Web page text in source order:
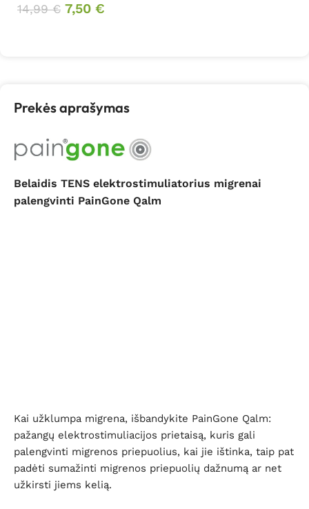
14,99€ 7,50 €
Prekės aprašymas
Belaidis TENS elektrostimuliatorius migrenai
palengvinti PainGone Qalm
Kai užklumpa migrena, išbandykite PainGone Qalm:
pažangų elektrostimuliacijos prietaisą, kuris gali
palengvinti migrenos priepuolius, kai jie ištinka, taip pat
padėti sumažinti migrenos priepuolių dažnumą ar net
užkirsti jiems kelią.